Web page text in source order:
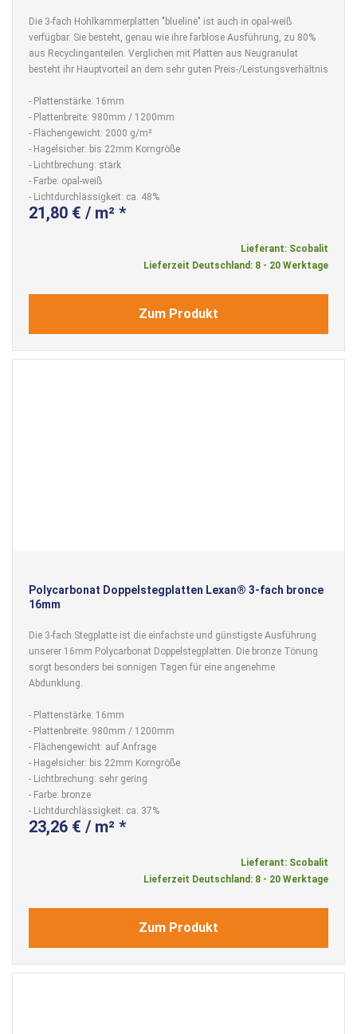
Die 3-fach Hohlkammerplatten "blueline" ist auch in opal-weiß
verfügbar. Sie besteht, genau wie ihre farblose Ausführung, zu 80%
aus Recyclinganteilen. Verglichen mit Platten aus Neugranulat
besteht ihr Hauptvorteil an dem sehr guten Preis-/Leistungsverhältnis
- Plattenstärke: 16mm
- Plattenbreite: 980mm / 1200mm
- Flächengewicht: 2000 g/m²
- Hagelsicher: bis 22mm Korngröße
- Lichtbrechung: stark
- Farbe: opal-weiß
- Lichtdurchlässigkeit: ca. 48%
21,80 € / m² *
Lieferant: Scobalit
Lieferzeit Deutschland: 8 - 20 Werktage
Zum Produkt
Polycarbonat Doppelstegplatten Lexan® 3-fach bronce
16mm
Die 3-fach Stegplatte ist die einfachste und günstigste Ausführung
unserer 16mm Polycarbonat Doppelstegplatten. Die bronze Tönung
sorgt besonders bei sonnigen Tagen für eine angenehme
Abdunklung.
- Plattenstärke: 16mm
- Plattenbreite: 980mm / 1200mm
- Flächengewicht: auf Anfrage
- Hagelsicher: bis 22mm Korngröße
- Lichtbrechung: sehr gering
- Farbe: bronze
- Lichtdurchlässigkeit: ca. 37%
23,26 € / m² *
Lieferant: Scobalit
Lieferzeit Deutschland: 8 - 20 Werktage
Zum Produkt